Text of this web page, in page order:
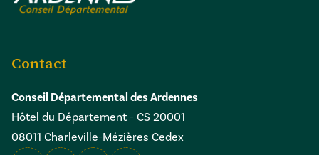
Contact
Conseil Départemental des Ardennes
Hôtel du Département - CS 20001
08011 Charleville-Mézières Cedex